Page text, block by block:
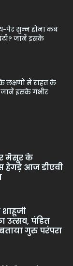
पैर सुन्न होना कब
जानें इसके
लक्षणों में राहत के
जानें इसके गंभीर
मैसूर के
हेगड़े आज डीएवी
शाहूजी
उत्सव, पंडित
गुरु परंपरा